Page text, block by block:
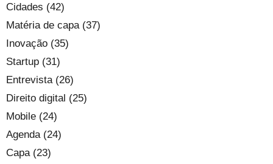
Cidades (42)
Matéria de capa (37)
Inovação (35)
Startup (31)
Entrevista (26)
Direito digital (25)
Mobile (24)
Agenda (24)
Capa (23)